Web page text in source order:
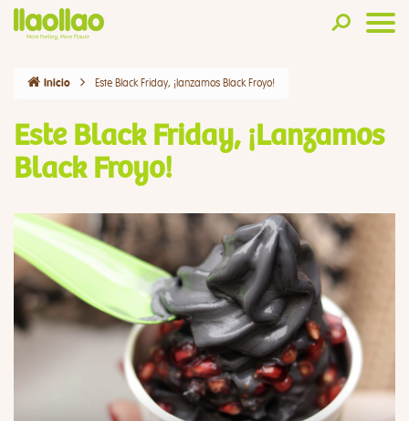
Inicio Este Black Friday, ¡lanzamos Black Froyo!
Este Black Friday, ¡lanzamos
Black Froyo!